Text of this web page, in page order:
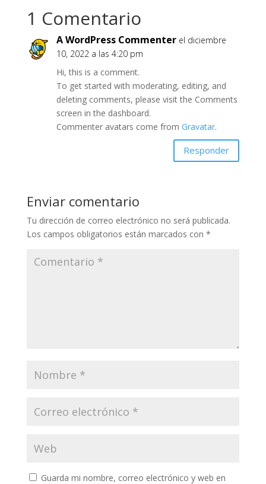
1 Comentario
A WordPress Commenter el diciembre
10, 2022 a las 4:20 pm
Hi, this is a comment.
To get started with moderating, editing, and
deleting comments, please visit the Comments
screen in the dashboard.
Commenter avatars come from Gravatar.
Responder
Enviar comentario
Tu dirección de correo electrónico no será publicada.
Los campos obligatorios están marcados con *
Guarda mi nombre, correo electrónico y web en